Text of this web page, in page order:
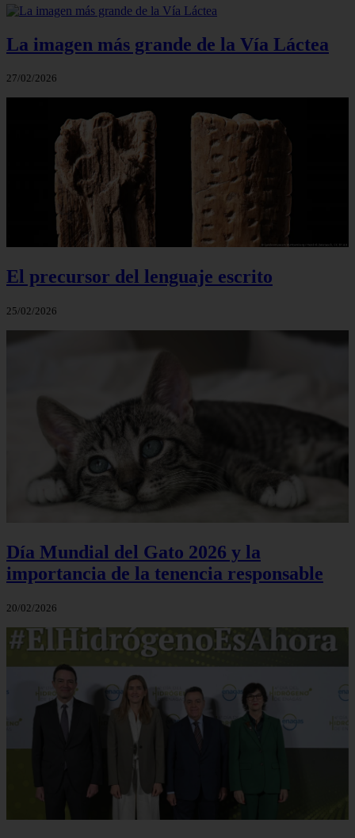
La imagen más grande de la Vía Láctea
27/02/2026
El precursor del lenguaje escrito
25/02/2026
Día Mundial del Gato 2026 y la
importancia de la tenencia responsable
20/02/2026